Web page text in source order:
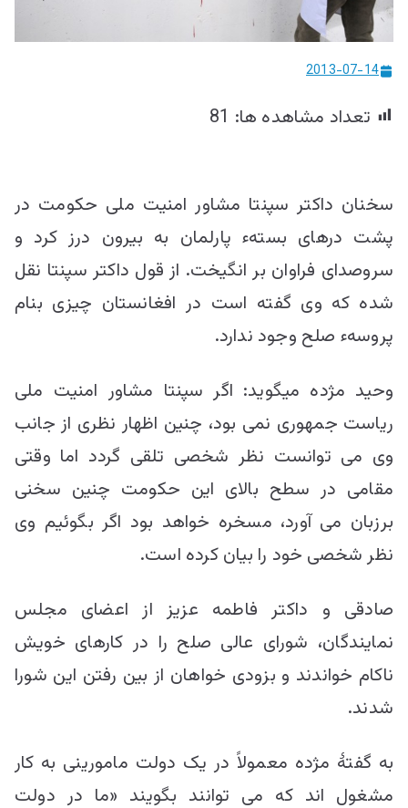
ییزو څېړنو
2013-07-14
تعداد مشاهده ها: 81
سخنان داکتر سپنتا مشاور امنیت ملی حکومت در
پشت درهای بستهء پارلمان به بیرون درز کرد و
سروصدای فراوان بر انگیخت. از قول داکتر سپنتا نقل
شده که وی گفته است در افغانستان چیزی بنام
پروسهء صلح وجود ندارد.
وحید مژده میگوید: اگر سپنتا مشاور امنیت ملی
ریاست جمهوری نمی بود، چنین اظهار نظری از جانب
وی می توانست نظر شخصی تلقی گردد اما وقتی
مقامی در سطح بالای این حکومت چنین سخنی
برزبان می آورد، مسخره خواهد بود اگر بگوئیم وی
نظر شخصی خود را بیان کرده است.
صادقی و داکتر فاطمه عزیز از اعضای مجلس
نمایندگان، شورای عالی صلح را در کارهای خویش
ناکام خواندند و بزودی خواهان از بین رفتن این شورا
شدند.
به گفتۀ مژده معمولاً در یک دولت مامورینی به کار
مشغول اند که می توانند بگویند «ما در دولت